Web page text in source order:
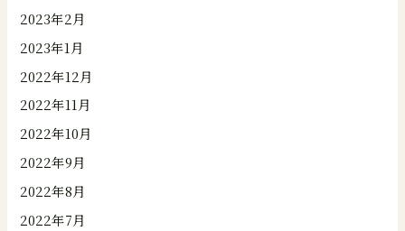
2023年2月
2023年1月
2022年12月
2022年11月
2022年10月
2022年9月
2022年8月
2022年7月